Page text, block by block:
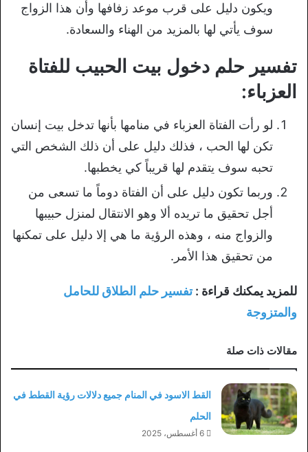
ويكون دليل على قرب موعد زفافها وأن هذا الزواج
سوف يأتي لها بالمزيد من الهناء والسعادة.
تفسير حلم دخول بيت الحبيب للفتاة
العزباء:
لو رأت الفتاة العزباء في منامها بأنها تدخل بيت إنسان
تكن لها الحب ، فذلك دليل على أن ذلك الشخص التي
تحبه سوف يتقدم لها قريباً كي يخطبها.
وربما تكون دليل على أن الفتاة دوماً ما تسعى من
أجل تحقيق ما تريده ألا وهو الانتقال لمنزل حبيبها
والزواج منه ، وهذه الرؤية ما هي إلا دليل على تمكنها
من تحقيق هذا الأمر.
للمزيد يمكنك قراءة :تفسير حلم الطلاق للحامل
والمتزوجة
مقالات ذات صلة
القط الاسود في المنام جميع دلالات رؤية القطط في
الحلم
6 أغسطس، 2025